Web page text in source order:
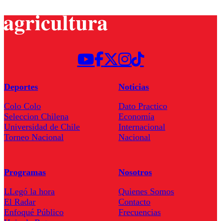
Deportes
Colo Colo
Seleccion Chilena
Universidad de Chile
Torneo Nacional
Noticias
Dato Practico
Economía
Internacional
Nacional
Programas
LLegó la hora
El Radar
Enfoqué Público
Nosotros
Quienes Somos
Contacto
Frecuencias